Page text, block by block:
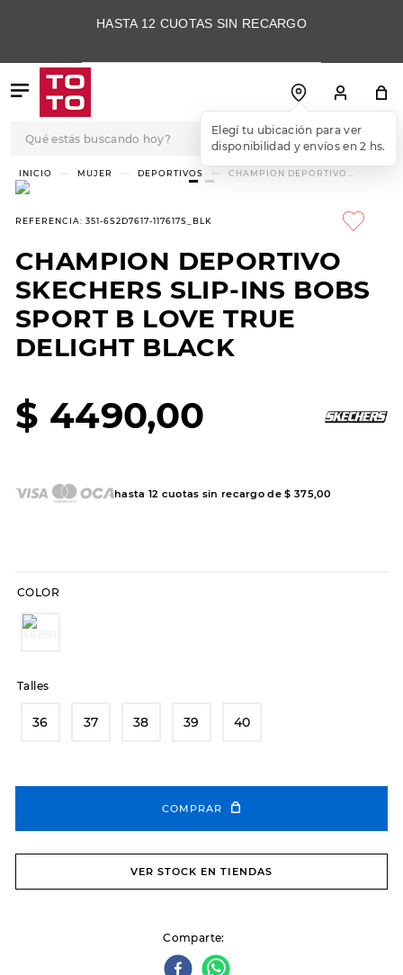
HASTA 12 CUOTAS SIN RECARGO
Elegí tu ubicación para ver
disponibilidad y envíos en 2 hs.
MUJER DEPORTIVOS
CHAMPION DEPORTIVO
REFERENCIA: 351-6S2D7617-117617S_BLK
CHAMPION DEPORTIVO
SKECHERS SLIP-INS BOBS
SPORT B LOVE TRUE
DELIGHT BLACK
$ 4490,00
hasta 12 cuotas sin recargo de$ 375,00
COLOR
Talles
36 37 38 39 40
COMPRAR
VER STOCK EN TIENDAS
Comparte
TÉRMINOS MÁS
BUSCADOS
1
3.
skechers slip-ins
4
championes
5 .
10 . botas dama